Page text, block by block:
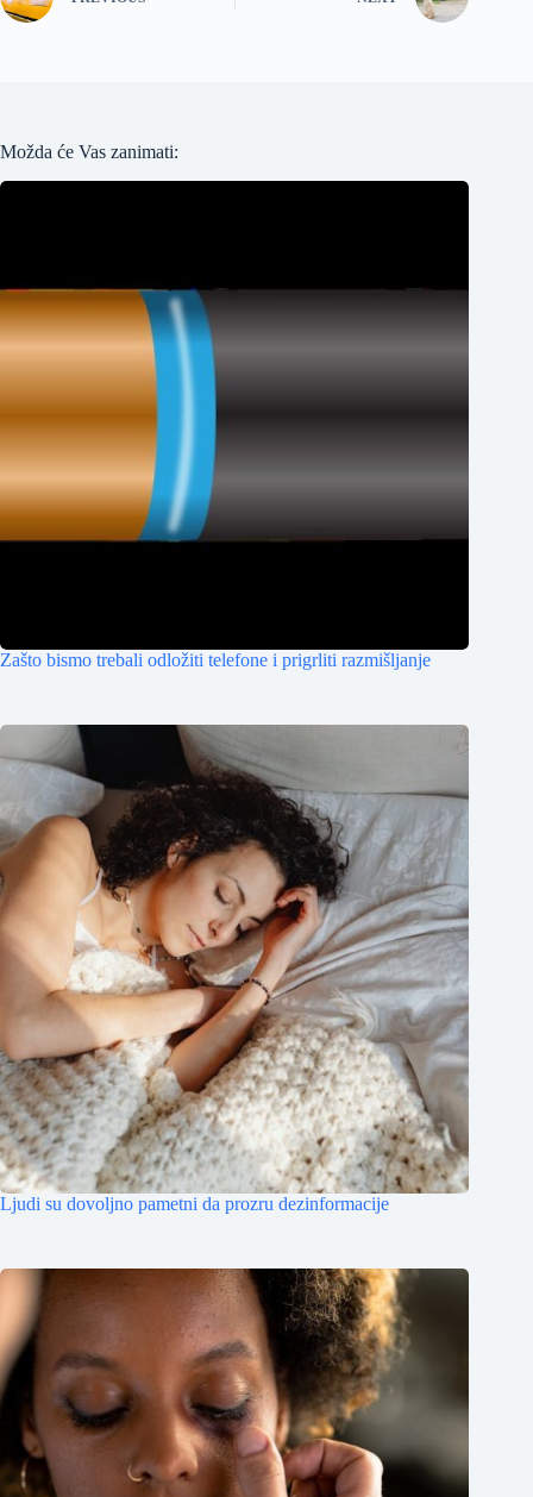
Možda će Vas zanimati:
Zašto bismo trebali odložiti telefone i prigrliti razmišljanje
Ljudi su dovoljno pametni da prozru dezinformacije